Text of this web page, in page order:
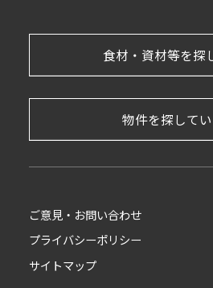
食材・資材等を探
物件を探して
ご意見・お問い合わせ
プライバシーポリシー
サイトマップ